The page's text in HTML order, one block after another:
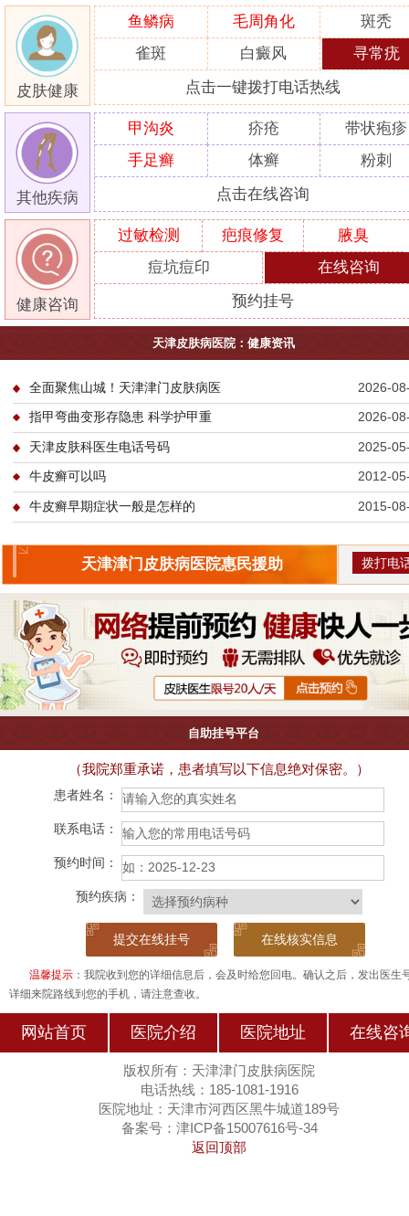
皮肤健康
鱼鳞病 毛周角化
斑秃
雀斑
白癜风 寻常疣
点击一键拨打电话热线
其他疾病
甲沟炎 疥疮
带状疱疹
手足癣
体癣 粉刺
点击在线咨询
健康咨询
过敏检测 疤痕修复
腋臭
痘坑痘印
在线咨询
预约挂号
天津皮肤病医院：健康资讯
全面聚焦山城！天津津门皮肤病医 2026-
指甲弯曲变形存隐患 科学护甲重 2026-
天津皮肤科医生电话号码 2025-
牛皮癣可以吗 2012-
牛皮癣早期症状一般是怎样的 2015-
天津津门皮肤病医院惠民援助 拨打电
自助挂号平台
（我院郑重承诺，患者填写以下信息绝对保密。）
患者姓名：
联系电话：
预约时间：
预约疾病：
在线核实信息
温馨提示：我院收到您的详细信息后，会及时给您回电。确认之后，发出医生
详细来院路线到您的手机，请注意查收。
网站首页 医院介绍 医院地址 在线咨
版权所有：天津津门皮肤病医院
电话热线：185-1081-1916
医院地址：天津市河西区黑牛城道189号
备案号：津ICP备15007616号-34
返回顶部